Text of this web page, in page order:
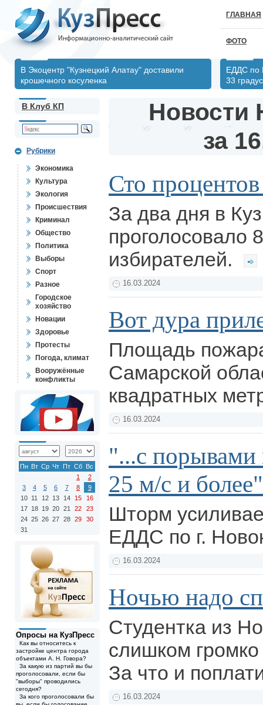
ГЛАВНАЯ
ФОТО
В Экоцентр "Кузнецкий Алатау" доставили
крошечного косуленка
ЕДДС по
33
В Клуб КП
Рубрики
Экономика
Культура
Экология
Происшествия
Криминал
Общество
Политика
Выборы
Спорт
Разное
Городское
хозяйство
Новации
Здоровье
Протесты
Погода, климат
Вооружённые
конфликты
Пн Вт Ср Чт Пт Сб Вс
1
2
3
4 5 6 7 8
9
10 11 12 13 14 15
16
17 18 19 20 21 22
23
24 25 26 27 28 29
30
31
Опросы на КузПресс
Как вы относитесь к
застройке центра города
объектами А. Н. Говора?
За какую из партий вы бы
проголосовали, если бы
"выборы" проводились
сегодня?
За кого проголосовали бы
Новости
за
Сто
За два дня в
проголосовало
избирателей.
16.03.2024
Вот дура
Площадь
Самарской
квадратных
16.03.2024
"...с порывами
25 м/с и более"
Шторм
ЕДДС по г.
16.03.2024
Ночью надо
Студентка из
слишком
За что и
16.03.2024